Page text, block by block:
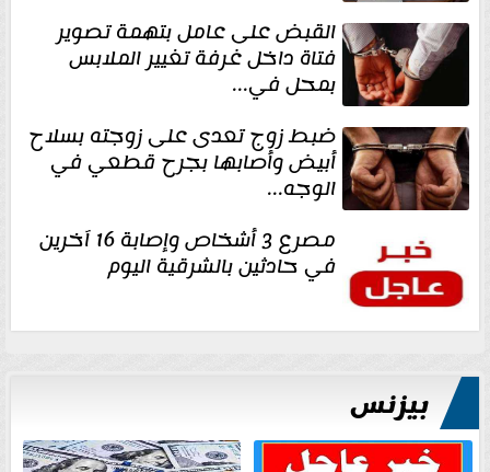
القبض على عامل بتهمة تصوير
فتاة داخل غرفة تغيير الملابس
بمحل في...
ضبط زوج تعدى على زوجته بسلاح
أبيض وأصابها بجرح قطعي في
الوجه...
مصرع 3 أشخاص وإصابة 16 آخرين
في حادثين بالشرقية اليوم
بيزنس